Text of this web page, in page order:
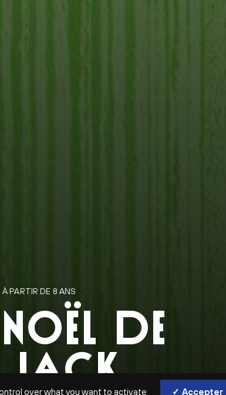
PARTIR DE 8 ANS
DE
JACK
over what you want to activate ✓ Accepter